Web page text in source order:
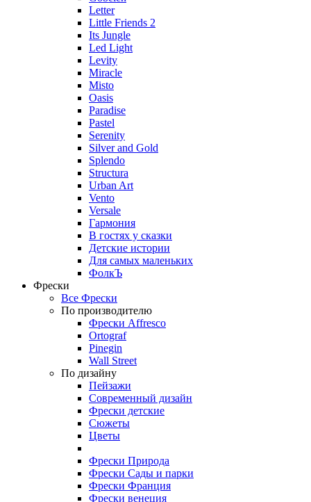
Letter
Little Friends 2
Its Jungle
Led Light
Levity
Miracle
Misto
Oasis
Paradise
Pastel
Serenity
Silver and Gold
Splendo
Structura
Urban Art
Vento
Versale
Гармония
В гостях у сказки
Детские истории
Для самых маленьких
ФолкЪ
Фрески
Все Фрески
По производителю
Фрески Affresco
Ortograf
Pinegin
Wall Street
По дизайну
Пейзажи
Современный дизайн
Фрески детские
Сюжеты
Цветы
Фрески Природа
Фрески Сады и парки
Фрески Франция
Фрески венеция